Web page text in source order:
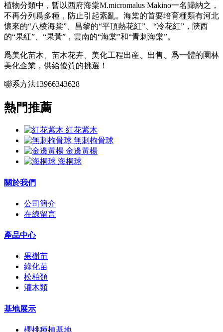
植物分類中，暫以西府海棠M.micromalus Makino一名歸納之，
不再分列爲多種，防止引起紊亂。海棠的首要培育種類有河北
懷來的“八棱海棠”、昌黎的“平頂熱花紅”、“冷花紅”，陝西
的“果紅”、“果黃”，雲南的“海棠”和“青刺海棠”。
爲美化苗木、苗木花卉、美化工程出産、出售、爲一體的園林
美化企業，供給優質的挑選！
聯系方法13966343628
熱門推薦
紅花紫木
無刺枸骨球
金邊黃楊
海桐球
關於我們
公司簡介
在線留言
產品中心
果樹苗
綠化苗
松柏類
灌木類
基地展示
櫻桃種植基地